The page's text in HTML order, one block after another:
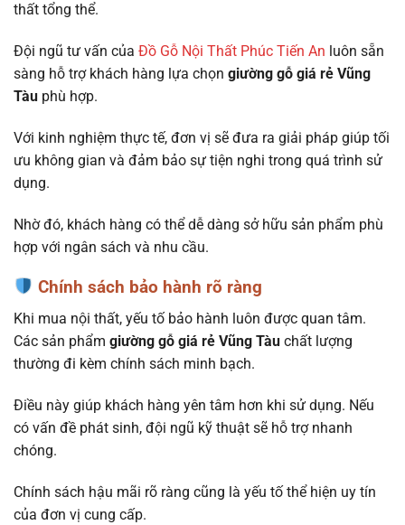
thất tổng thể.
Đội ngũ tư vấn của Đồ Gỗ Nội Thất Phúc Tiến An luôn sẵn
sàng hỗ trợ khách hàng lựa chọn giường gỗ giá rẻ Vũng
Tàu phù hợp.
Với kinh nghiệm thực tế, đơn vị sẽ đưa ra giải pháp giúp tối
ưu không gian và đảm bảo sự tiện nghi trong quá trình sử
dụng.
Nhờ đó, khách hàng có thể dễ dàng sở hữu sản phẩm phù
hợp với ngân sách và nhu cầu.
Chính sách bảo hành rõ ràng
Khi mua nội thất, yếu tố bảo hành luôn được quan tâm.
Các sản phẩm giường gỗ giá rẻ Vũng Tàu chất lượng
thường đi kèm chính sách minh bạch.
Điều này giúp khách hàng yên tâm hơn khi sử dụng. Nếu
có vấn đề phát sinh, đội ngũ kỹ thuật sẽ hỗ trợ nhanh
chóng.
Chính sách hậu mãi rõ ràng cũng là yếu tố thể hiện uy tín
của đơn vị cung cấp.